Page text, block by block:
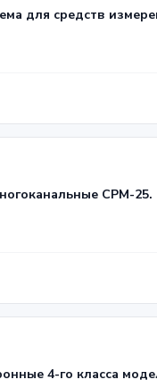
для средств
СРМ-25.
4-го класса